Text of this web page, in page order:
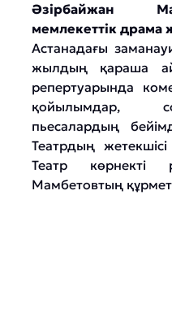
Әзірбайжан
мемлекеттік драма
Астанадағы
жылдың қараша
репертуарында
қойылымдар,
пьесалардың
Театрдың
Театр көрнекті
Мамбетовтың